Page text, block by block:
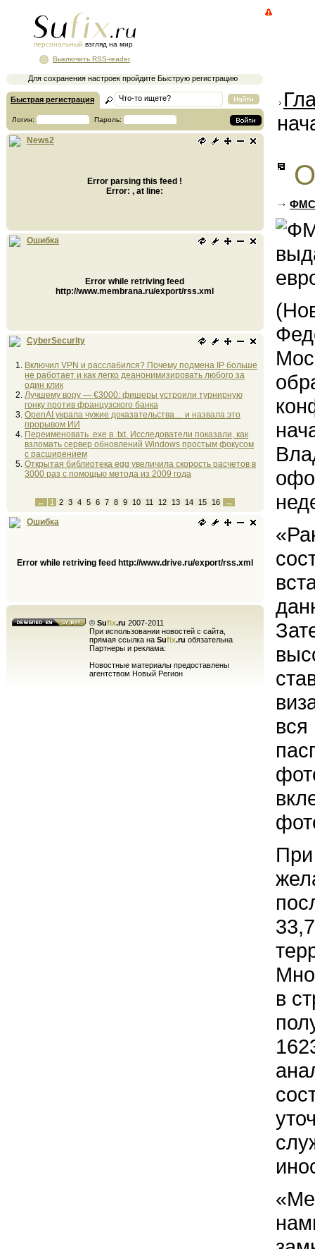
персональный взгляд на мир
Для сохранения настроек пройдите Быструю регистрацию
Выключить RSS-reader
Быстрая регистрация
Логин: Пароль:
News2
Error parsing this feed !
Error: , at line:
Ошибка
Error while retriving feed
http://www.membrana.ru/export/rss.xml
CyberSecurity
Включил VPN и расслабился? Почему подмена IP больше
не работает и как легко деанонимизировать любого за
один клик
Лучшему вору — €3000: фишеры устроили турнирную
гонку против французского банка
OpenAI украла чужие доказательства… и назвала это
прорывом ИИ
Переименовать .exe в .txt. Исследователи показали, как
взломать сервер обновлений Windows простым фокусом
с расширением
Открытая библиотека egg увеличила скорость расчетов в
3000 раз с помощью метода из 2009 года
← 1 2 3 4 5 6 7 8 9 10 11 12 13 14 15 16 →
Ошибка
Error while retriving feed http://www.drive.ru/export/rss.xml
© Sufix.ru 2007-2011
При использовании новостей с сайта,
прямая ссылка на Sufix.ru обязательна
Партнеры и реклама:
Новостные материалы предоставлены
агентством Новый Регион
ФМС
в